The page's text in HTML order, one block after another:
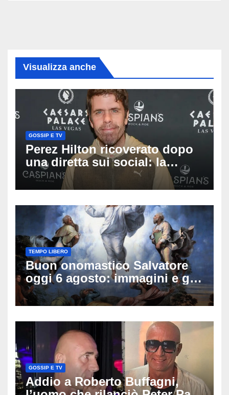
Visualizza anche
GOSSIP E TV
Perez Hilton ricoverato dopo
una diretta sui social: la
famiglia rompe il silenzio
sulle sue condizioni
TEMPO LIBERO
Buon onomastico Salvatore
oggi 6 agosto: immagini e gif
di auguri da condividere
GOSSIP E TV
Addio a Roberto Buffagni,